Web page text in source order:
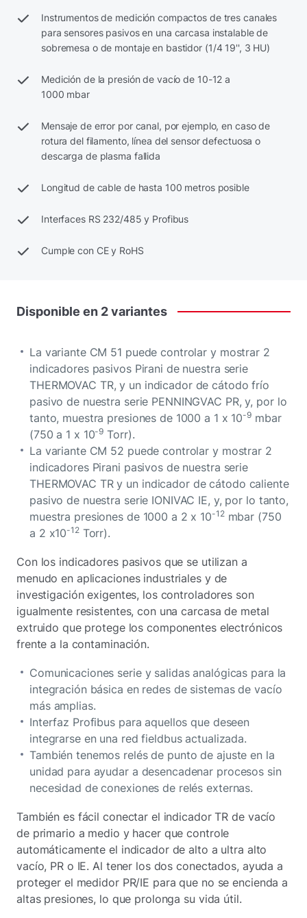
Instrumentos de medición compactos de tres canales
para sensores pasivos en una carcasa instalable de
sobremesa o de montaje en bastidor (1/4 19'', 3 HU)
Medición de la presión de vacío de 10-12 a
1000 mbar
Mensaje de error por canal, por ejemplo, en caso de
rotura del filamento, línea del sensor defectuosa o
descarga de plasma fallida
Longitud de cable de hasta 100 metros posible
Interfaces RS 232/485 y Profibus
Cumple con CE y RoHS
Disponible en 2variantes
La variante CM 51 puede controlar y mostrar 2
indicadores pasivos Pirani de nuestra serie
THERMOVAC TR, y un indicador de cátodo frío
pasivo de nuestra serie PENNINGVAC PR, y, por lo
tanto, muestra presiones de 1000 a 1 x 10-9 mbar
(750 a 1 x 10-9 Torr).
La variante CM 52 puede controlar y mostrar 2
indicadores Pirani pasivos de nuestra serie
THERMOVAC TR y un indicador de cátodo caliente
pasivo de nuestra serie IONIVAC IE, y, por lo tanto,
muestra presiones de 1000 a 2 x 10-12mbar (750
a 2 x10-12Torr).
Con los indicadores pasivos que se utilizan a
menudo en aplicaciones industriales y de
investigación exigentes, los controladores son
igualmente resistentes, con una carcasa de metal
extruido que protege los componentes electrónicos
frente a la contaminación.
Comunicaciones serie y salidas analógicas para la
integración básica en redes de sistemas de vacío
más amplias.
Interfaz Profibus para aquellos que deseen
integrarse en una red fieldbus actualizada.
También tenemos relés de punto de ajuste en la
unidad para ayudar a desencadenar procesos sin
necesidad de conexiones de relés externas.
También es fácil conectar el indicador TR de vacío
de primario a medio y hacer que controle
automáticamente el indicador de alto a ultra alto
vacío, PR o IE. Al tener los dos conectados, ayuda a
proteger el medidor PR/IE para que no se encienda a
altas presiones, lo que prolonga su vida útil.